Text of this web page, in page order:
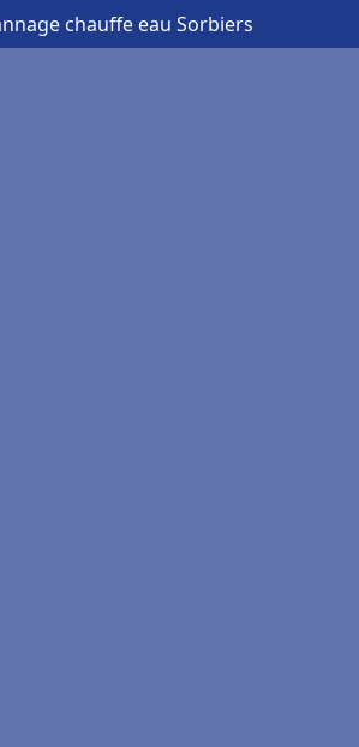
chauffe eau Sorbiers